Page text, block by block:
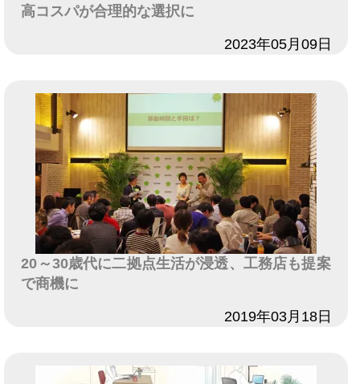
高コスパが合理的な選択に
2023年05月09日
20～30歳代に二拠点生活が浸透、工務店も提案
で商機に
2019年03月18日